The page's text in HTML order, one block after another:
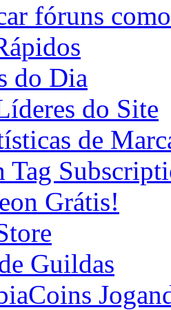
fóruns
do Dia
do Site
de
Tag
Grátis!
Guildas